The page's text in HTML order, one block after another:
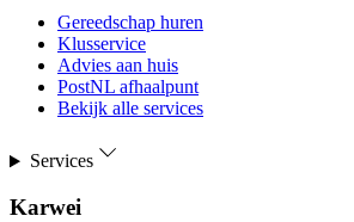
Gereedschap huren
Klusservice
Advies aan huis
PostNL afhaalpunt
Bekijk alle services
Services
Karwei